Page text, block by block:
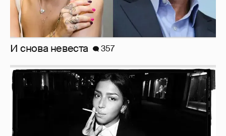
И снова невеста 357